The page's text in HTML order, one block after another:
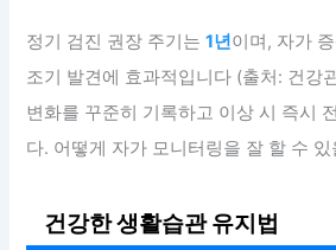
정기 검진 권장 주기는1년이며, 자가
조기 발견에 효과적입니다 (출처: 건강
변화를 꾸준히 기록하고 이상 시 즉시
다. 어떻게 자가 모니터링을 잘 할 수 있
건강한 생활습관 유지법